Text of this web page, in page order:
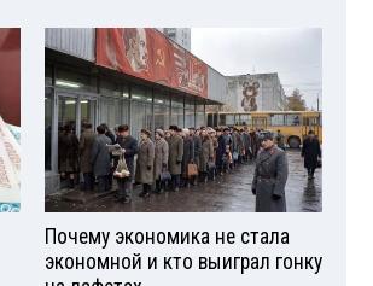
Почему экономика не стала
экономной и кто выиграл гонку